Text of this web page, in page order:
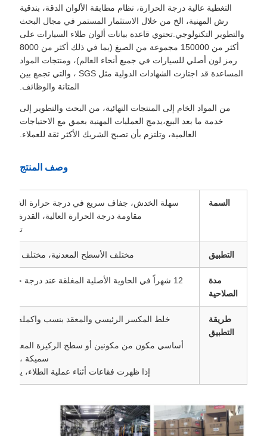
التغطية عالية درجة الحرارة، نظام مطابقة الألوان الدقة، بندقية
رش المهنية، الخ من خلال الاستثمار المستمر في مجال البحث
والتطوير التكنولوجي.تحتوي قاعدة بيانات ألوان طلاء السيارات على
أكثر من 150000 مجموعة من الصيغ (بما في ذلك أكثر من 8000
رمز لون أصلي للسيارات في جميع أنحاء العالم)، ومنتجات المواد
المساعدة قد اجتازت الشهادات الدولية مثل SGS ، والتي تجمع بين
المتانة والوظائف.
من المواد الخام إلى المنتجات النهائية، من البحث والتطوير إلى
خدمة ما بعد البيع،يدمج العمليات المهنية بعمق مع الاحتياجات
العالمية، وتلتزم بأن تصبح الشريك الأكثر ثقة للعملاء.
وصف المنتج
السمة
سهلة الخدش، جفاف سريع في درجة حرارة الغرفة،
مقاومة درجة الحرارة العالية، القدرة
التطبيق مختلف الأسطح المعدنية، مختلف
مدة
الصلاحية
طريقة
التطبيق
خلط المكسر الرئيسي والمعقد بنسب واكمله
أساسي مكون من مكونين أو سطح الركيزة المعالجة.
سميكة ، فمن
إذا ظهرت فقاعات أثناء عملية الطلاء،